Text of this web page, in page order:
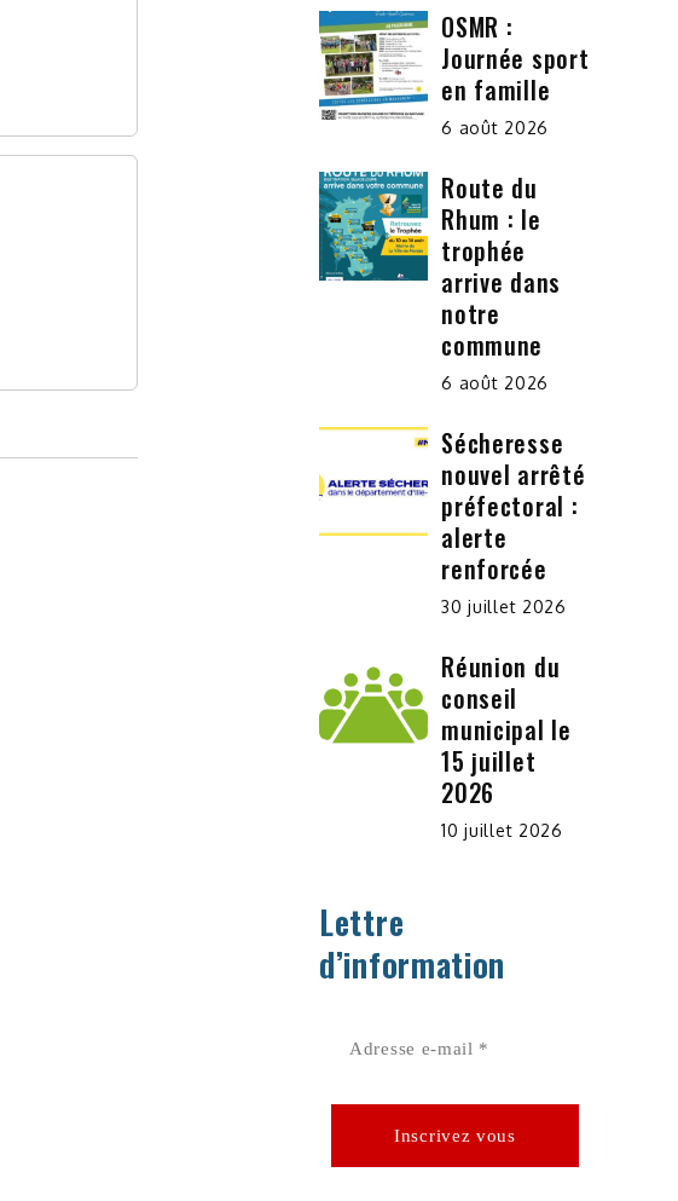
OSMR :
Journée sport
en famille
6 août 2026
Route du
Rhum : le
trophée
arrive dans
notre
commune
6 août 2026
Sécheresse
nouvel arrêté
préfectoral :
alerte
renforcée
30 juillet 2026
Réunion du
conseil
municipal le
15 juillet
2026
10 juillet 2026
Lettre
d’information